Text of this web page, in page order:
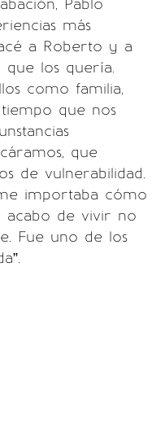
Pablo
más
a Roberto y a
que los quería.
como familia,
que nos
que
de vulnerabilidad.
importaba cómo
acabo de vivir no
Fue uno de los